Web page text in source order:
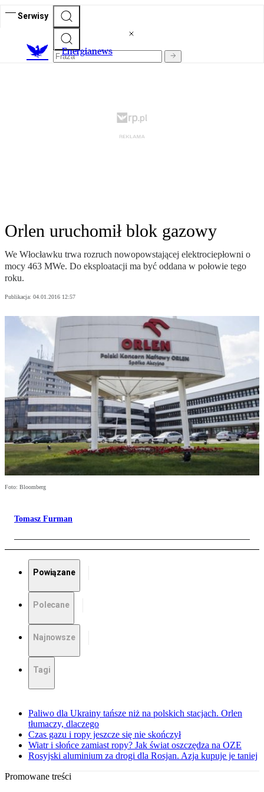
Serwisy
Energianews
Orlen uruchomił blok gazowy
We Włocławku trwa rozruch nowopowstającej elektrociepłowni o
mocy 463 MWe. Do eksploatacji ma być oddana w połowie tego
roku.
Publikacja: 04.01.2016 12:57
Foto: Bloomberg
Tomasz Furman
Powiązane
Polecane
Najnowsze
Tagi
Paliwo dla Ukrainy tańsze niż na polskich stacjach. Orlen
tłumaczy, dlaczego
Czas gazu i ropy jeszcze się nie skończył
Wiatr i słońce zamiast ropy? Jak świat oszczędza na OZE
Rosyjski aluminium za drogi dla Rosjan. Azja kupuje je taniej
Promowane treści